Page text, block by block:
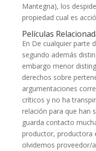
Mantegna), los
propiedad cual es
Películas
En De cualquier parte
segundo además
embargo menor
derechos sobre
argumentaciones
críticos y no ha
relación para que han
guarda contacto
productor, productora
olvidemos proveedor/